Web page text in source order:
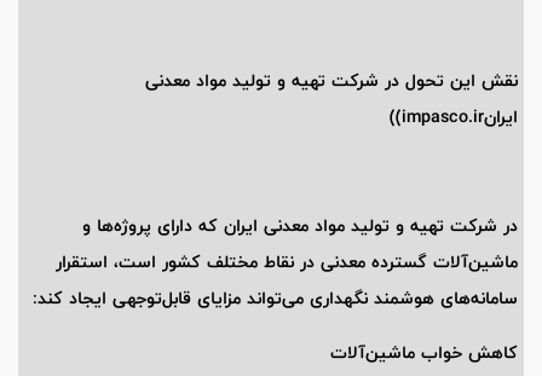
نقش این تحول در شرکت تهیه و تولید مواد معدنی
ایرانimpasco.ir))
در شرکت تهیه و تولید مواد معدنی ایران که دارای پروژه‌ها و
ماشین‌آلات گسترده معدنی در نقاط مختلف کشور است، استقرار
سامانه‌های هوشمند نگهداری می‌تواند مزایای قابل‌توجهی ایجاد کند:
کاهش خواب ماشین‌آلات